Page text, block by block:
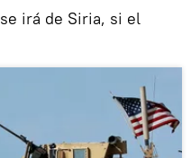
irá de Siria, si el